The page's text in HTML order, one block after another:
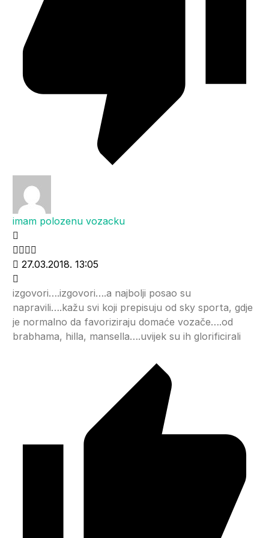
imam polozenu vozacku
27.03.2018. 13:05
izgovori….izgovori….a najbolji posao su
napravili….kažu svi koji prepisuju od sky sporta, gdje
je normalno da favoriziraju domaće vozače….od
brabhama, hilla, mansella….uvijek su ih glorificirali